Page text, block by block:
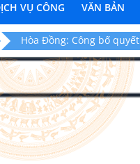
VỤ CÔNG VĂN BẢN
Hòa Đồng: Công bố quyết